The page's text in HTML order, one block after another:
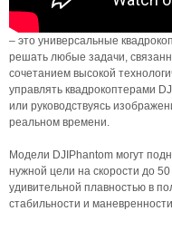
– это универсальные
решать любые задачи,
сочетанием высокой
управлять квадрокоптерами
или руководствуясь
реальном времени.
Модели DJIPhantom могут
нужной цели на скорости до
удивительной плавностью в
стабильности и маневренности.